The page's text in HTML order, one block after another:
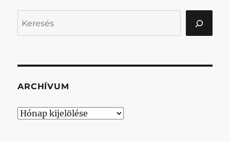
ARCHÍVUM
Archívum